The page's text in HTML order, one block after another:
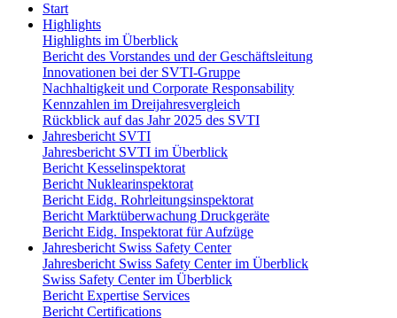
Start
Highlights
Highlights im Überblick
Bericht des Vorstandes und der Geschäftsleitung
Innovationen bei der SVTI-Gruppe
Nachhaltigkeit und Corporate Responsability
Kennzahlen im Dreijahresvergleich
Rückblick auf das Jahr 2025 des SVTI
Jahresbericht SVTI
Jahresbericht SVTI im Überblick
Bericht Kesselinspektorat
Bericht Nuklearinspektorat
Bericht Eidg. Rohrleitungsinspektorat
Bericht Marktüberwachung Druckgeräte
Bericht Eidg. Inspektorat für Aufzüge
Jahresbericht Swiss Safety Center
Jahresbericht Swiss Safety Center im Überblick
Swiss Safety Center im Überblick
Bericht Expertise Services
Bericht Certifications